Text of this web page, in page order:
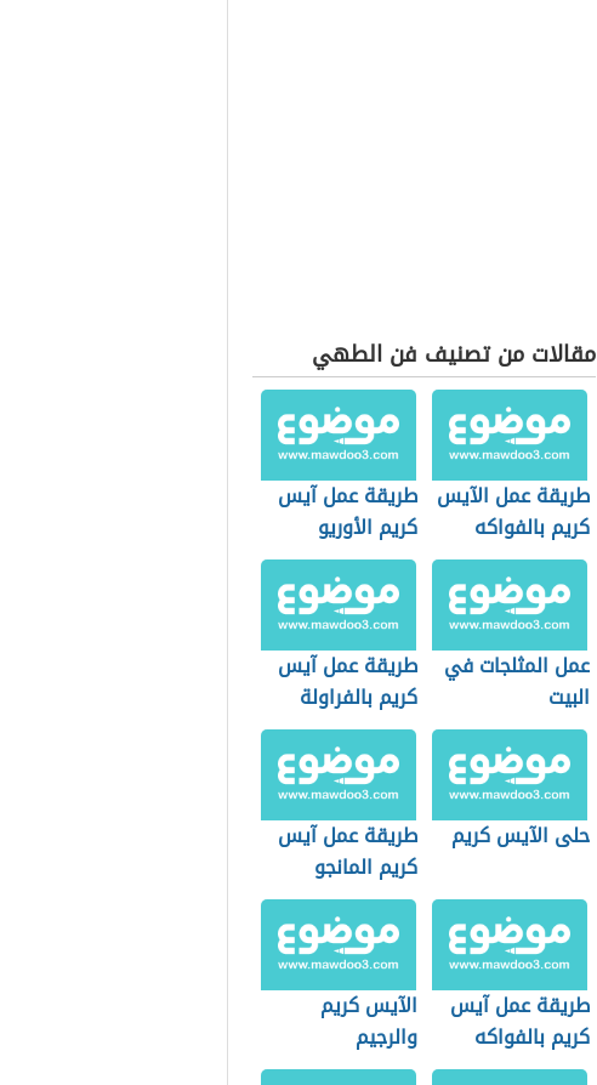
مقالات من تصنيف فن الطهي
طريقة عمل الآيس
كريم بالفواكه
طريقة عمل آيس
كريم الأوريو
عمل المثلجات في
البيت
طريقة عمل آيس
كريم بالفراولة
حلى الآيس كريم
طريقة عمل آيس
كريم المانجو
طريقة عمل آيس
كريم بالفواكه
الآيس كريم
والرجيم